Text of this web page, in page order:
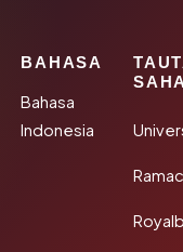
BAHASA
Bahasa
Indonesia